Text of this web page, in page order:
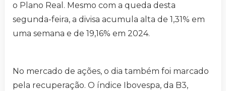
o Plano Real. Mesmo com a queda desta
segunda-feira, a divisa acumula alta de 1,31% em
uma semana e de 19,16% em 2024.
No mercado de ações, o dia também foi marcado
pela recuperação. O índice Ibovespa, da B3,